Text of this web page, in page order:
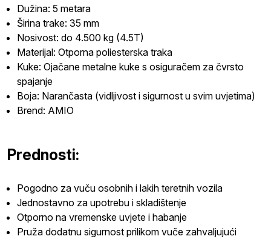
Dužina: 5 metara
Širina trake: 35 mm
Nosivost: do 4.500 kg (4.5T)
Materijal: Otporna poliesterska traka
Kuke: Ojačane metalne kuke s osiguračem za čvrsto
spajanje
Boja: Narančasta (vidljivost i sigurnost u svim uvjetima)
Brend: AMIO
Prednosti:
Pogodno za vuču osobnih i lakih teretnih vozila
Jednostavno za upotrebu i skladištenje
Otporno na vremenske uvjete i habanje
Pruža dodatnu sigurnost prilikom vuče zahvaljujući